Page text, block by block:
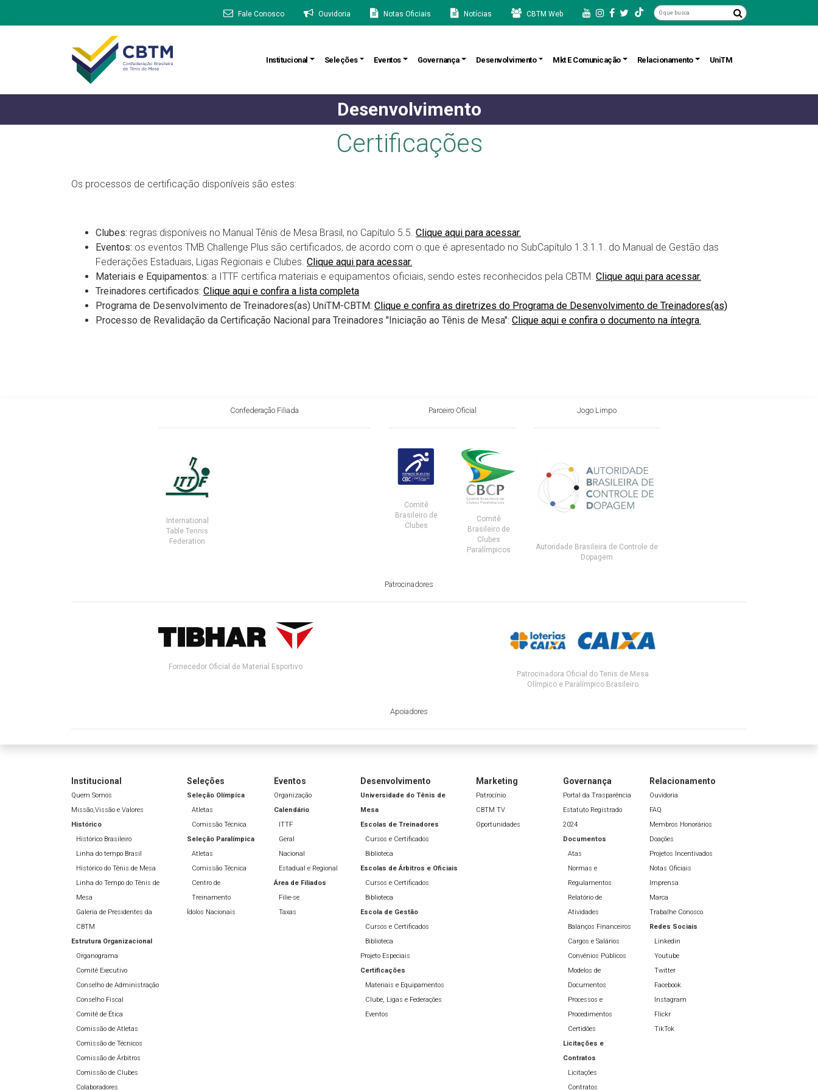
Fale Conosco Ouvidoria Notas Oficiais Notícias CBTM Web
Institucional Seleções Eventos Governança Desenvolvimento Mkt E Comunicação Relacionamento UniTM
Desenvolvimento
Certificações
Os processos de certificação disponíveis são estes:
Clubes: regras disponíveis no Manual Tênis de Mesa Brasil, no Capítulo 5.5. Clique aqui para acessar.
Eventos: os eventos TMB Challenge Plus são certificados, de acordo com o que é apresentado no SubCapítulo 1.3.1.1. do Manual de Gestão das
Federações Estaduais, Ligas Regionais e Clubes. Clique aqui para acessar.
Materiais e Equipamentos: a ITTF certifica materiais e equipamentos oficiais, sendo estes reconhecidos pela CBTM. Clique aqui para acessar.
Treinadores certificados: Clique aqui e confira a lista completa
Programa de Desenvolvimento de Treinadores(as) UniTM-CBTM: Clique e confira as diretrizes do Programa de Desenvolvimento de Treinadores(as)
Processo de Revalidação da Certificação Nacional para Treinadores "Iniciação ao Tênis de Mesa": Clique aqui e confira o documento na íntegra.
Confederação Filiada
International
Table Tennis
Federation
Parceiro Oficial
Comitê
Brasileiro de
Clubes
Comitê
Brasileiro de
Clubes
Paralímpicos
Jogo Limpo
Autoridade Brasileira de Controle de
Dopagem
Patrocinadores
Fornecedor Oficial de Material Esportivo
Patrocinadora Oficial do Tenis de Mesa
Olímpico e Paralímpico Brasileiro
Apoiadores
Institucional
Quem Somos
Missão,Vissão e Valores
Histórico
Histórico Brasileiro
Linha do tempo Brasil
Histórico do Tênis de Mesa
Linha do Tempo do Tênis de
Mesa
Galeria de Presidentes da
CBTM
Estrutura Organizacional
Organograma
Comitê Executivo
Conselho de Administração
Conselho Fiscal
Comitê de Ética
Comissão de Atletas
Comissão de Técnicos
Comissão de Árbitros
Comissão de Clubes
Colaboradores
Seleções
Seleção Olímpíca
Atletas
Comissão Técnica
Seleção Paralímpica
Atletas
Comissão Técnica
Centro de
Treinamento
Ídolos Nacionais
Eventos
Organização
Calendário
ITTF
Geral
Nacional
Estadual e Regional
Área de Filiados
Filie-se
Taxas
Desenvolvimento
Universidade do Tênis de
Mesa
Escolas de Treinadores
Cursos e Certificados
Biblioteca
Escolas de Árbitros e Oficiais
Cursos e Certificados
Biblioteca
Escola de Gestão
Cursos e Certificados
Biblioteca
Projeto Especiais
Certificações
Materiais e Equipamentos
Clube, Ligas e Federações
Eventos
Marketing
Patrocínio
CBTM TV
Oportunidades
Governança
Portal da Trasparência
Estatuto Registrado
2024
Documentos
Atas
Normas e
Regulamentos
Relatório de
Atividades
Balanços Financeiros
Cargos e Salários
Convênios Públicos
Modelos de
Documentos
Processos e
Procedimentos
Certidões
Licitações e
Contratos
Licitações
Contratos
Relacionamento
Ouvidoria
FAQ
Membros Honorários
Doações
Projetos Incentivados
Notas Oficiais
Imprensa
Marca
Trabalhe Conosco
Redes Sociais
Linkedin
Youtube
Twitter
Facebook
Instagram
Flickr
TikTok